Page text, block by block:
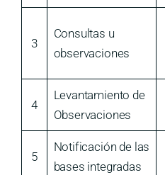
3
Consultas u
observaciones
4
Levantamiento de
Observaciones
5
Notificación de las
bases integradas